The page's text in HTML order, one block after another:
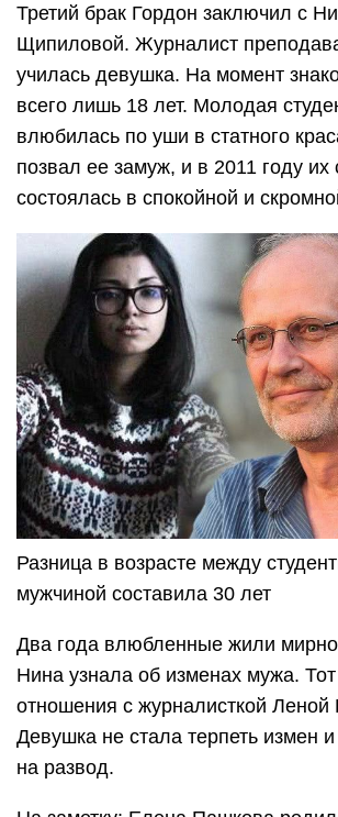
Третий брак Гордон заключил с
Щипиловой. Журналист
училась девушка. На момент
всего лишь 18 лет. Молодая
влюбилась по уши в статного
позвал ее замуж, и в 2011 году их
состоялась в спокойной и
Разница в возрасте между
мужчиной составила 30 лет
Два года влюбленные жили
Нина узнала об изменах мужа.
отношения с журналисткой
Девушка не стала терпеть измен
на развод.